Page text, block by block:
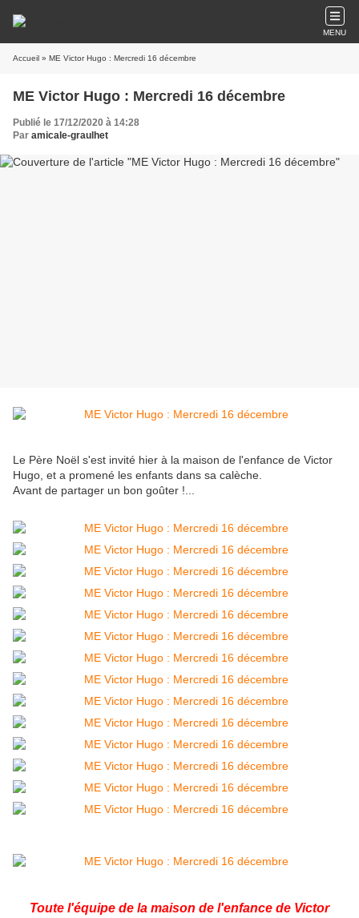
MENU
Accueil » ME Victor Hugo : Mercredi 16 décembre
ME Victor Hugo : Mercredi 16 décembre
Publié le 17/12/2020 à 14:28
Par amicale-graulhet
Le Père Noël s'est invité hier à la maison de l'enfance de Victor
Hugo, et a promené les enfants dans sa calèche.
Avant de partager un bon goûter !...
Toute l'équipe de la maison de l'enfance de Victor